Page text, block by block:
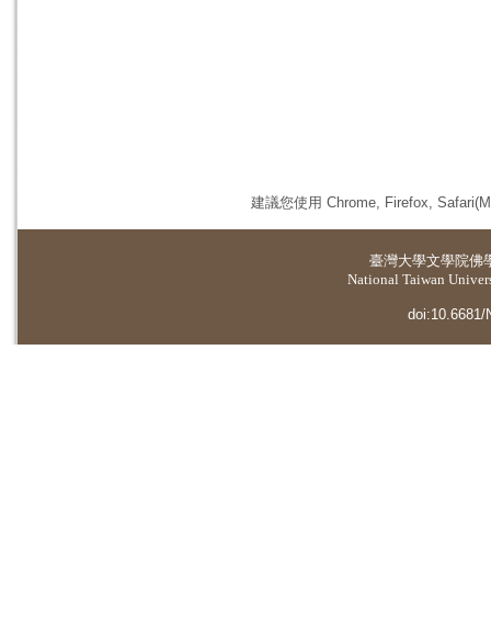
建議您使用 Chrome, Firefox,
臺灣大學文學院佛
National Taiwan
doi:10.6681/